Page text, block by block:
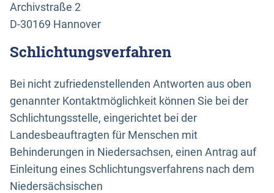
Archivstraße 2
D-30169 Hannover
Schlichtungsverfahren
Bei nicht zufriedenstellenden Antworten aus oben
genannter Kontaktmöglichkeit können Sie bei der
Schlichtungsstelle, eingerichtet bei der
Landesbeauftragten für Menschen mit
Behinderungen in Niedersachsen, einen Antrag auf
Einleitung eines Schlichtungsverfahrens nach dem
Niedersächsischen